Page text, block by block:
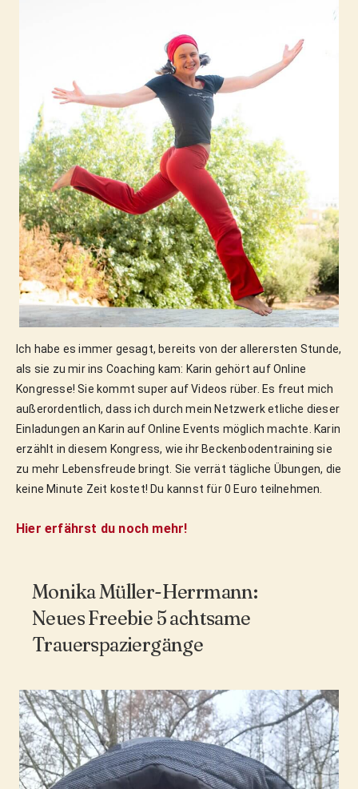
Ich habe es immer gesagt, bereits von der allerersten Stunde,
als sie zu mir ins Coaching kam: Karin gehört auf Online
Kongresse! Sie kommt super auf Videos rüber. Es freut mich
außerordentlich, dass ich durch mein Netzwerk etliche dieser
Einladungen an Karin auf Online Events möglich machte. Karin
erzählt in diesem Kongress, wie ihr Beckenbodentraining sie
zu mehr Lebensfreude bringt. Sie verrät tägliche Übungen, die
keine Minute Zeit kostet! Du kannst für 0 Euro teilnehmen.
Hier erfährst du noch mehr!
Monika Müller-Herrmann:
Neues Freebie 5 achtsame
Trauerspaziergänge